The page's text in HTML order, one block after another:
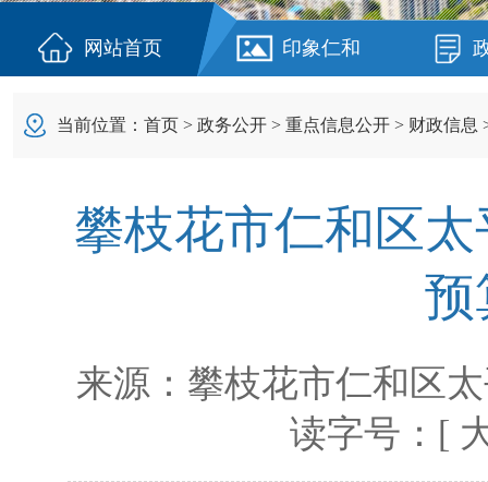
网站首页 印象仁和
当前位置： 首页 > 政务公开 > 重点信息公开 > 财政信息
攀枝花市仁和区
预
来源： 攀枝花市仁和区
读字号：[